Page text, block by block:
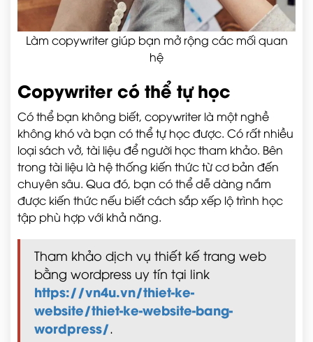
Làm copywriter giúp bạn mở rộng các mối quan
hệ
Copywriter có thể tự học
Có thể bạn không biết, copywriter là một nghề
không khó và bạn có thể tự học được. Có rất nhiều
loại sách vở, tài liệu để người học tham khảo. Bên
trong tài liệu là hệ thống kiến thức từ cơ bản đến
chuyên sâu. Qua đó, bạn có thể dễ dàng nắm
được kiến thức nếu biết cách sắp xếp lộ trình học
tập phù hợp với khả năng.
Tham khảo dịch vụ thiết kế trang web
bằng wordpress uy tín tại link
https://vn4u.vn/thiet-ke-
website/thiet-ke-website-bang-
wordpress/.